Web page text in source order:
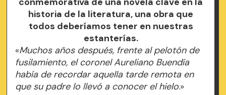
historia de la literatura, una obra que
todos deberíamos tener en nuestras
estanterías.
«Muchos años después, frente al pelotón de
fusilamiento, el coronel Aureliano Buendía
había de recordar aquella tarde remota en
que su padre lo llevó a conocer el hielo.»